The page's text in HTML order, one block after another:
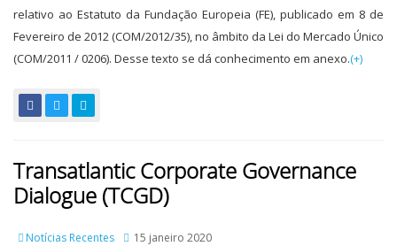
relativo ao Estatuto da Fundação Europeia (FE), publicado em 8 de
Fevereiro de 2012 (COM/2012/35), no âmbito da Lei do Mercado Único
(COM/2011 / 0206). Desse texto se dá conhecimento em anexo.(+)
Transatlantic Corporate Governance
Dialogue (TCGD)
Notícias Recentes 15 janeiro 2020